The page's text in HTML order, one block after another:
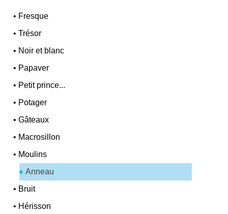
• Fresque
•Trésor
• Noir et blanc
• Papaver
• Petit prince...
• Potager
•Gâteaux
• Macrosillon
• Moulins
Anneau
• Bruit
• Hérisson